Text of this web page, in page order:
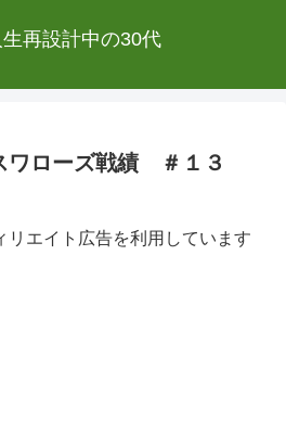
生再設計中の30代
ワローズ戦績 ＃１３
エイト広告を利用しています